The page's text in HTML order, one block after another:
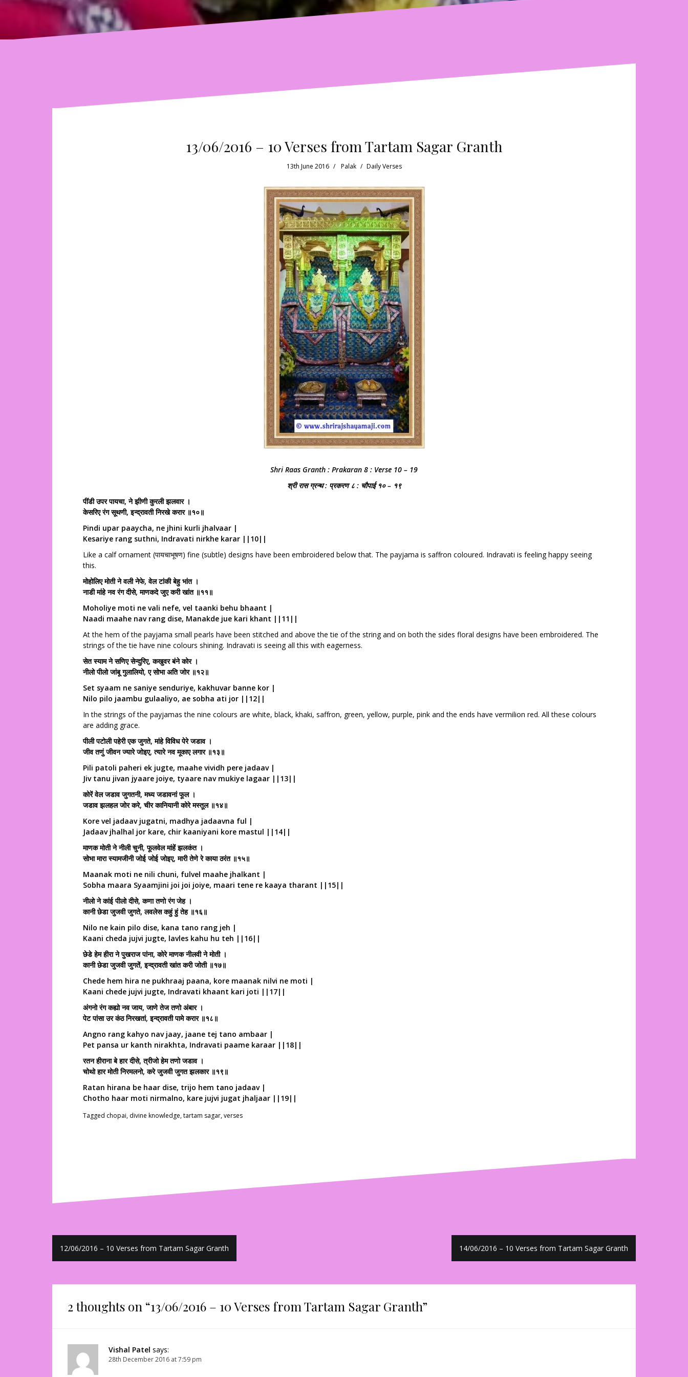
13/06/2016 – 10 Verses from Tartam Sagar Granth
13th June 2016 Palak Daily Verses
Shri Raas Granth : Prakaran 8 : Verse 10 – 19
श्री रास ग्रन्थ : प्रकरण ८ : चौपाई १० – १९
पींडी उपर पायचा, ने झीणी कुरली झलवार ।
केसरिए रंग सूथणी, इन्द्रावती निरखे करार ॥१०॥
Pindi upar paaycha, ne jhini kurli jhalvaar |
Kesariye rang suthni, Indravati nirkhe karar ||10||
Like a calf ornament (पायचाभूषण) fine (subtle) designs have been embroidered below that. The payjama is saffron coloured. Indravati is feeling happy seeing
this.
मोहोलिए मोती ने वली नेफे, वेल टांकी बेहु भांत ।
नाडी मांहे नव रंग दीसे, माणकदे जुए करी खांत ॥११॥
Moholiye moti ne vali nefe, vel taanki behu bhaant |
Naadi maahe nav rang dise, Manakde jue kari khant ||11||
At the hem of the payjama small pearls have been stitched and above the tie of the string and on both the sides floral designs have been embroidered. The
strings of the tie have nine colours shining. Indravati is seeing all this with eagerness.
सेत स्याम ने सणिए सेन्दुरिए, कखुवर बंने कोर ।
नीलो पीलो जांबू गुलालियो, ए सोभा अति जोर ॥१२॥
Set syaam ne saniye senduriye, kakhuvar banne kor |
Nilo pilo jaambu gulaaliyo, ae sobha ati jor ||12||
In the strings of the payjamas the nine colours are white, black, khaki, saffron, green, yellow, purple, pink and the ends have vermilion red. All these colours
are adding grace.
पीली पटोली पहेरी एक जुगते, मांहे विविध पेरे जडाव ।
जीव तणुं जीवन ज्यारे जोइए, त्यारे नव मूकाए लगार ॥१३॥
Pili patoli paheri ek jugte, maahe vividh pere jadaav |
Jiv tanu jivan jyaare joiye, tyaare nav mukiye lagaar ||13||
कोरें वेल जडाव जुगतनी, मध्य जडावनां फूल ।
जडाव झलहल जोर करे, चीर कानियानी कोरे मस्तूल ॥१४॥
Kore vel jadaav jugatni, madhya jadaavna ful |
Jadaav jhalhal jor kare, chir kaaniyani kore mastul ||14||
माणक मोती ने नीली चुनी, फूलवेल मांहें झलकंत ।
सोभा मारा स्यामजीनी जोई जोई जोइए, मारी तेणे रे काया ठरंत ॥१५॥
Maanak moti ne nili chuni, fulvel maahe jhalkant |
Sobha maara Syaamjini joi joi joiye, maari tene re kaaya tharant ||15||
नीलो ने कांई पीलो दीसे, कणा तणो रंग जेह ।
कानी छेडा जुजवी जुगते, लवलेस कहुं हुं तेह ॥१६॥
Nilo ne kain pilo dise, kana tano rang jeh |
Kaani cheda jujvi jugte, lavles kahu hu teh ||16||
छेडे हेम हीरा ने पुखराज पांना, कोरे माणक नीलवी ने मोती ।
कानी छेडा जुजवी जुगतें, इन्द्रावती खांत करी जोती ॥१७॥
Chede hem hira ne pukhraaj paana, kore maanak nilvi ne moti |
Kaani chede jujvi jugte, Indravati khaant kari joti ||17||
अंगनो रंग कह्यो नव जाय, जाणे तेज तणो अंबार ।
पेट पांसा उर कंठ निरखतां, इन्द्रावती पामे करार ॥१८॥
Angno rang kahyo nav jaay, jaane tej tano ambaar |
Pet pansa ur kanth nirakhta, Indravati paame karaar ||18||
रतन हीराना बे हार दीसे, त्रीजो हेम तणो जडाव ।
चोथो हार मोती निरमलनो, करे जुजवी जुगत झलकार ॥१९॥
Ratan hirana be haar dise, trijo hem tano jadaav |
Chotho haar moti nirmalno, kare jujvi jugat jhaljaar ||19||
Tagged chopai, divine knowledge,tartam sagar,verses
Post
navigation
12/06/2016 – 10 Verses from Tartam Sagar Granth 14/06/2016 – 10 Verses from Tartam Sagar Granth
2 thoughts on “13/06/2016 – 10 Verses from Tartam Sagar Granth”
Vishal Patel says:
28th December 2016 at 7:59 pm